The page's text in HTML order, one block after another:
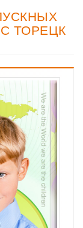
ТОРЕЦК